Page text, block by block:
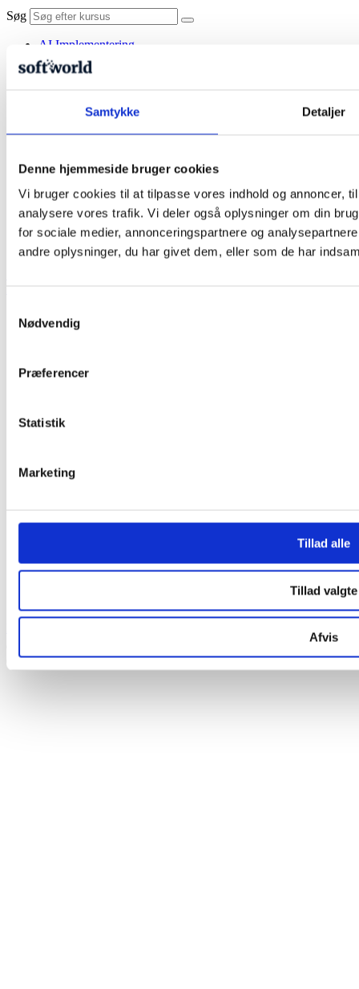
Samtykke Detaljer
Denne hjemmeside bruger cookies
Vi bruger cookies til at tilpasse vores indhold og annoncer,
analysere vores trafik. Vi deler også oplysninger om din
for sociale medier, annonceringspartnere og
andre oplysninger, du har givet dem, eller som de har
Nødvendig
Præferencer
Statistik
Marketing
Tillad alle
Tillad valgte
Afvis
Søg
AI Implementering
Kurser
Alle kurser
Video & Animation
Kontorværktøjer & Samarbejde
Skræddersyet
Praktisk information
Praktisk information
Kontakt og find Softworld
Om os
Blog